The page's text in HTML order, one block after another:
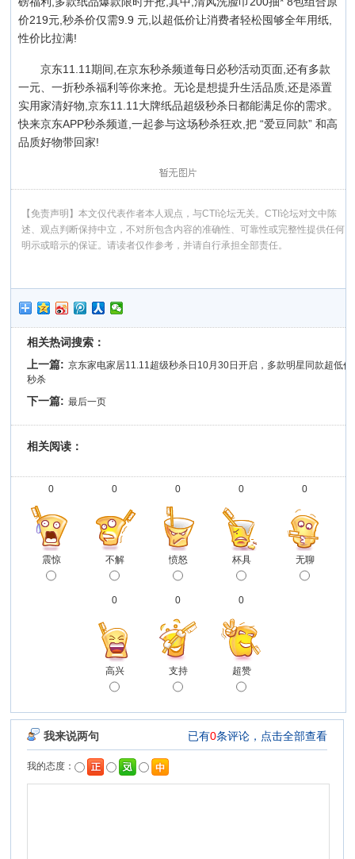
价219元,秒杀价仅需9.9 元,以超低价让消费者轻松囤够全年用纸,
性价比拉满!
京东11.11期间,在京东秒杀频道每日必秒活动页面,还有多款
一元、一折秒杀福利等你来抢。无论是想提升生活品质,还是添置
实用家清好物,京东11.11大牌纸品超级秒杀日都能满足你的需求。
快来京东APP秒杀频道,一起参与这场秒杀狂欢,把 “爱豆同款” 和高
品质好物带回家!
【免责声明】本文仅代表作者本人观点，与CTI论坛无关。CTI论坛对文中陈
述、观点判断保持中立，不对所包含内容的准确性、可靠性或完整性提供任何
明示或暗示的保证。请读者仅作参考，并请自行承担全部责任。
相关热词搜索：
上一篇: 京东家电家居11.11超级秒杀日10月30日开启，多款明星同款超低价
秒杀
下一篇: 最后一页
相关阅读：
0
震惊
0
不解
0
愤怒
0
杯具
0
无聊
0
高兴
0
支持
0
超赞